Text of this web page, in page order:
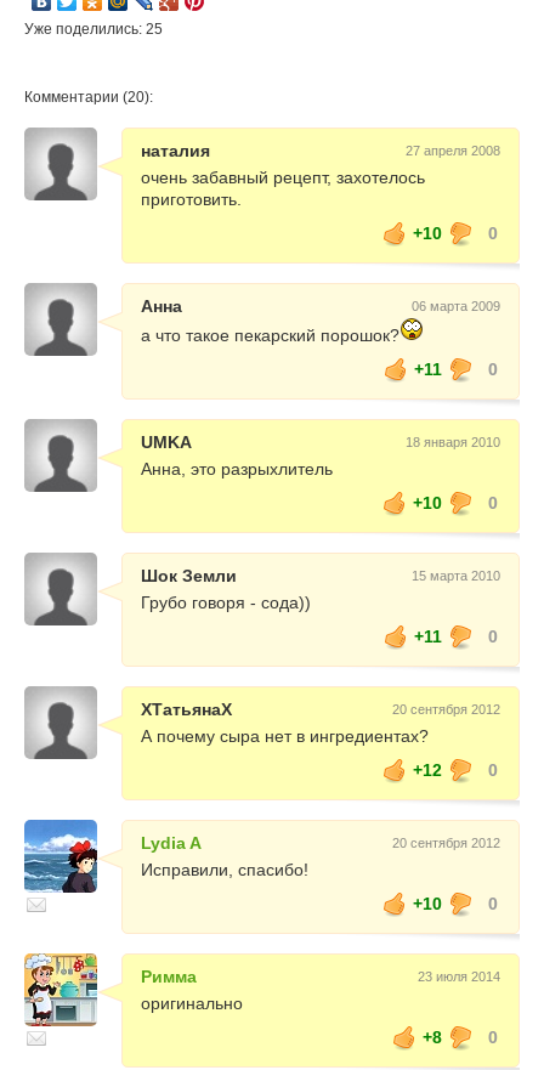
Уже поделились: 25
Комментарии (20):
наталия 27 апреля 2008
очень забавный рецепт, захотелось
приготовить.
+10
0
Анна 06 марта 2009
а что такое пекарский порошок?
+11
0
UMKA 18 января 2010
Анна, это разрыхлитель
+10
0
Шок Земли 15 марта 2010
Грубо говоря - сода))
+11
0
XТатьянаX 20 сентября 2012
А почему сыра нет в ингредиентах?
+12
0
Lydia A 20 сентября 2012
Исправили, спасибо!
+10
0
Римма 23 июля 2014
оригинально
+8
0